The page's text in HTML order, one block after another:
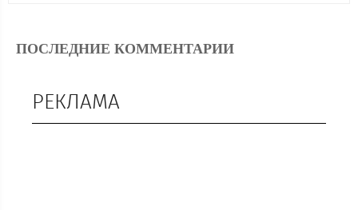
ПОСЛЕДНИЕ КОММЕНТАРИИ
РЕКЛАМА